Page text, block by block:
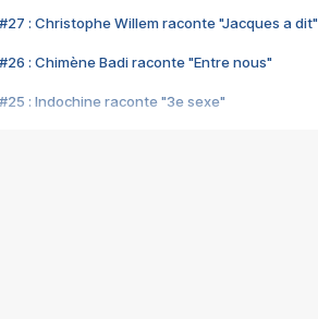
#27 : Christophe Willem raconte "Jacques a dit"
#26 : Chimène Badi raconte "Entre nous"
#25 : Indochine raconte "3e sexe"